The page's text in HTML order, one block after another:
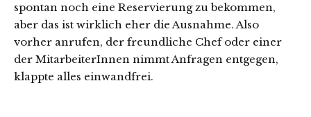
spontan noch eine Reservierung zu bekommen,
aber das ist wirklich eher die Ausnahme. Also
vorher anrufen, der freundliche Chef oder einer
der MitarbeiterInnen nimmt Anfragen entgegen,
klappte alles einwandfrei.